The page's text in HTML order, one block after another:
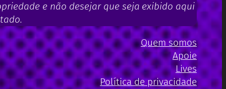
e não desejar que seja exibido aqui
Quem somos
Apoie
Lives
Política de privacidade